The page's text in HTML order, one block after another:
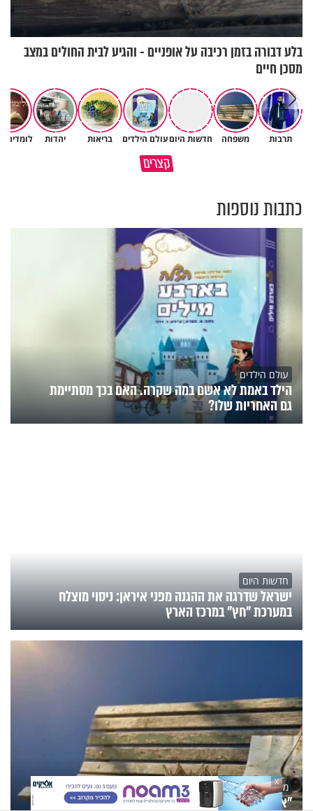
בלע דבורה בזמן רכיבה על אופניים - והגיע לבית החולים במצב
מסכן חיים
תרבות משפחה חדשות היוםעולם הילדים בריאות יהדות לומדים
קצרים
תום עוז: "אם הייתי אתאיסט,
כתבות נוספות
עולם הילדים
הילד באמת לא אשם במה שקרה. האם בכך מסתיימת
גם האחריות שלו?
חדשות היום
ישראל שדרגה את ההגנה מפני איראן: ניסוי מוצלח
במערכת "חץ" במרכז הארץ
משפחה
"אם את מגיעה לכאן הרבה, אולי יצא לך לפגוש את
X